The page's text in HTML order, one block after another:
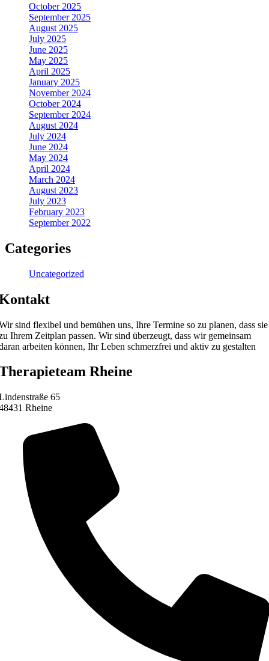
October 2025
September 2025
August 2025
July 2025
June 2025
May 2025
April 2025
January 2025
November 2024
October 2024
September 2024
August 2024
July 2024
June 2024
May 2024
April 2024
March 2024
August 2023
July 2023
February 2023
September 2022
Categories
Uncategorized
sind flexibel und bemühen uns, Ihre Termine so zu planen, dass sie
Ihrem Zeitplan passen. Wir sind überzeugt, dass wir gemeinsam
arbeiten können, Ihr Leben schmerzfrei und aktiv zu gestalten
Rheine
65
Rheine